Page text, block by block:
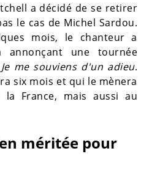
a décidé de se retirer
le cas de Michel Sardou.
mois, le chanteur a
une tournée
Je me souviens d'un adieu.
six mois et qui le mènera
France, mais aussi au
méritée pour